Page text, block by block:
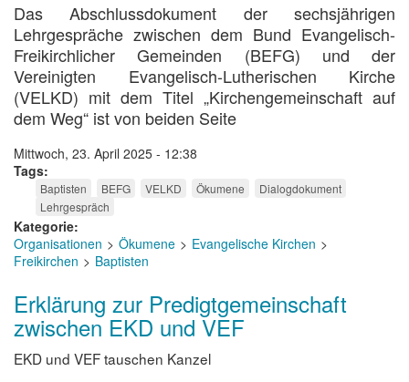
Das Abschlussdokument der sechsjährigen
Lehrgespräche zwischen dem Bund Evangelisch-
Freikirchlicher Gemeinden (BEFG) und der
Vereinigten Evangelisch-Lutherischen Kirche
(VELKD) mit dem Titel „Kirchengemeinschaft auf
dem Weg“ ist von beiden Seite
Mittwoch, 23. April 2025 - 12:38
Tags
Baptisten BEFG VELKD Ökumene
Dialogdokument
Lehrgespräch
Kategorie
Organisationen
Ökumene
Evangelische Kirchen
Freikirchen
Baptisten
Erklärung zur Predigtgemeinschaft
zwischen EKD und VEF
EKD und VEF tauschen Kanzel